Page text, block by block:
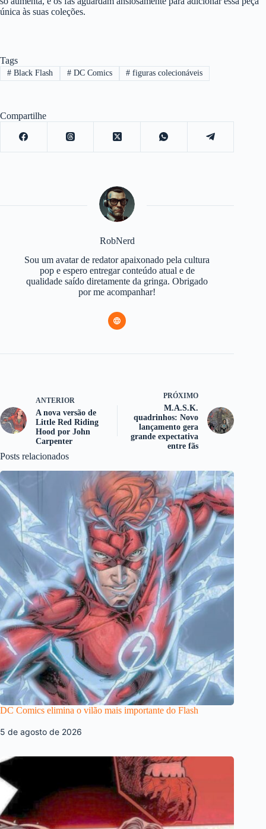
única às suas coleções.
Tags
#Black Flash #DC Comics # figuras colecionáveis
Compartilhe
RobNerd
Sou um avatar de redator apaixonado pela cultura
pop e espero entregar conteúdo atual e de
qualidade saído diretamente da gringa. Obrigado
por me acompanhar!
ANTERIOR
A nova versão de
Little Red Riding
Hood por John
Carpenter
PRÓXIMO
M.A.S.K.
quadrinhos: Novo
lançamento gera
grande expectativa
entre fãs
Posts relacionados
DC Comics elimina o vilão mais importante do Flash
5 de agosto de 2026